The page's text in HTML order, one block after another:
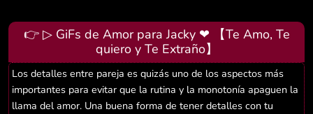
👉 ▷ GiFs de Amor para Jacky ❤ 【Te Amo, Te
quiero y Te Extraño】
Los detalles entre pareja es quizás uno de los aspectos más
importantes para evitar que la rutina y la monotonía apaguen la
llama del amor. Una buena forma de tener detalles con tu